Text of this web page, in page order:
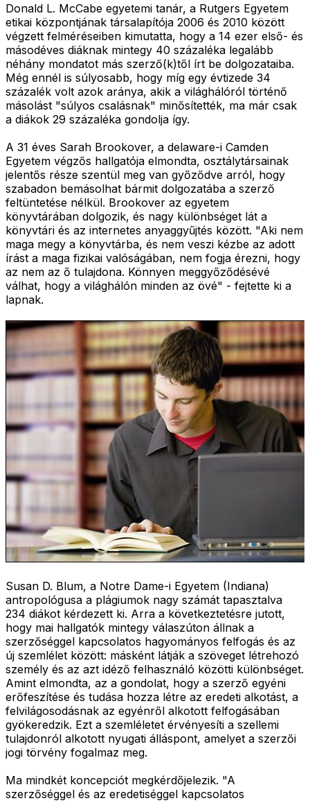
Donald L. McCabe egyetemi tanár, a Rutgers Egyetem
etikai központjának társalapítója 2006 és 2010 között
végzett felméréseiben kimutatta, hogy a 14 ezer első- és
másodéves diáknak mintegy 40 százaléka legalább
néhány mondatot más szerző(k)től írt be dolgozataiba.
Még ennél is súlyosabb, hogy míg egy évtizede 34
százalék volt azok aránya, akik a világhálóról történő
másolást "súlyos csalásnak" minősítették, ma már csak
a diákok 29 százaléka gondolja így.
A 31 éves Sarah Brookover, a delaware-i Camden
Egyetem végzős hallgatója elmondta, osztálytársainak
jelentős része szentül meg van győződve arról, hogy
szabadon bemásolhat bármit dolgozatába a szerző
feltüntetése nélkül. Brookover az egyetem
könyvtárában dolgozik, és nagy különbséget lát a
könyvtári és az internetes anyaggyűjtés között. "Aki nem
maga megy a könyvtárba, és nem veszi kézbe az adott
írást a maga fizikai valóságában, nem fogja érezni, hogy
az nem az ő tulajdona. Könnyen meggyőződésévé
válhat, hogy a világhálón minden az övé" - fejtette ki a
lapnak.
Susan D. Blum, a Notre Dame-i Egyetem (Indiana)
antropológusa a plágiumok nagy számát tapasztalva
234 diákot kérdezett ki. Arra a következtetésre jutott,
hogy mai hallgatók mintegy válaszúton állnak a
szerzőséggel kapcsolatos hagyományos felfogás és az
új szemlélet között: másként látják a szöveget létrehozó
személy és az azt idéző felhasználó közötti különbséget.
Amint elmondta, az a gondolat, hogy a szerző egyéni
erőfeszítése és tudása hozza létre az eredeti alkotást, a
felvilágosodásnak az egyénről alkotott felfogásában
gyökeredzik. Ezt a szemléletet érvényesíti a szellemi
tulajdonról alkotott nyugati álláspont, amelyet a szerzői
jogi törvény fogalmaz meg.
Ma mindkét koncepciót megkérdőjelezik. "A
szerzőséggel és az eredetiséggel kapcsolatos